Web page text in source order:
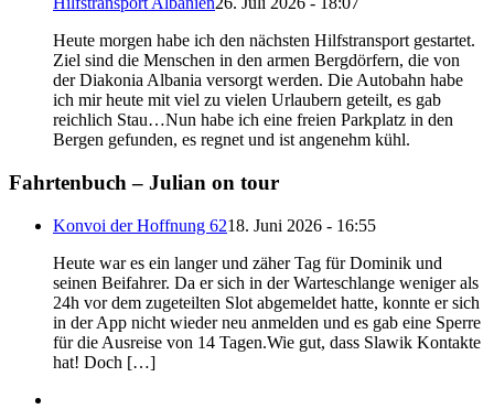
Heute morgen habe ich den nächsten Hilfstransport gestartet.
Ziel sind die Menschen in den armen Bergdörfern, die von
der Diakonia Albania versorgt werden. Die Autobahn habe
ich mir heute mit viel zu vielen Urlaubern geteilt, es gab
reichlich Stau…Nun habe ich eine freien Parkplatz in den
Bergen gefunden, es regnet und ist angenehm kühl.
Fahrtenbuch – Julian on tour
Konvoi der Hoffnung 6218. Juni 2026 - 16:55
Heute war es ein langer und zäher Tag für Dominik und
seinen Beifahrer. Da er sich in der Warteschlange weniger als
24h vor dem zugeteilten Slot abgemeldet hatte, konnte er sich
in der App nicht wieder neu anmelden und es gab eine Sperre
für die Ausreise von 14 Tagen.Wie gut, dass Slawik Kontakte
hat! Doch […]